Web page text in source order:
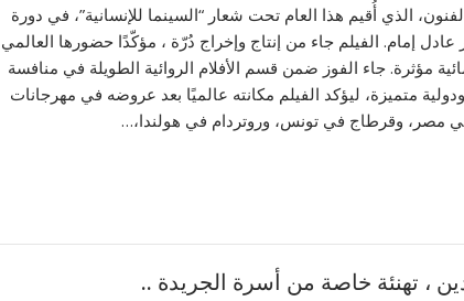
الذي أُقيم هذا العام تحت شعار “السينما للإنسانية”، في دورة
عادل إمام. الفيلم جاء من إنتاج وإخراج دُرّة ، مؤكّدًا حضورها العالمي
مؤثرة. جاء الفوز ضمن قسم الأفلام الروائية الطويلة في منافسة
متميزة، ليؤكد الفيلم مكانته عالميًا بعد عروضه في مهرجانات
مصر، وقرطاج في تونس، وروتردام في هولندا،…
، تهنئة خاصة من أسرة الجريدة ..